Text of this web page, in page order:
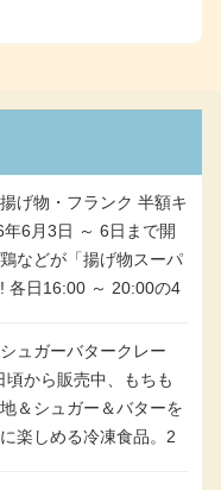
げ物・フランク 半額キ
6月3日 ～ 6日まで開
などが「揚げ物スーパ
各日16:00 ～ 20:00の4
抜き69円!
ュガーバタークレー
から販売中、もちも
＆シュガー＆バターを
楽しめる冷凍食品。2